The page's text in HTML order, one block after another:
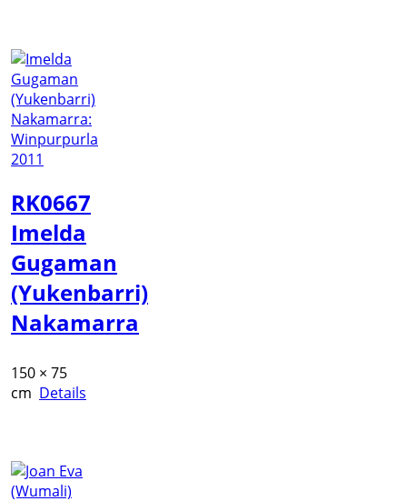
RK0667
Imelda
Gugaman
(Yukenbarri)
Nakamarra
150 × 75
cm Details